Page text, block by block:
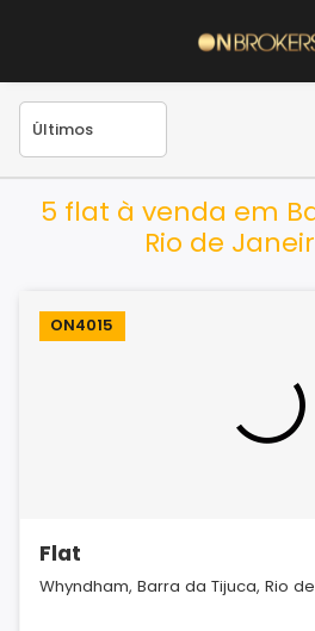
5 flat à venda em
Rio de
ON4015
Flat
Whyndham, Barra da Tijuca, Rio